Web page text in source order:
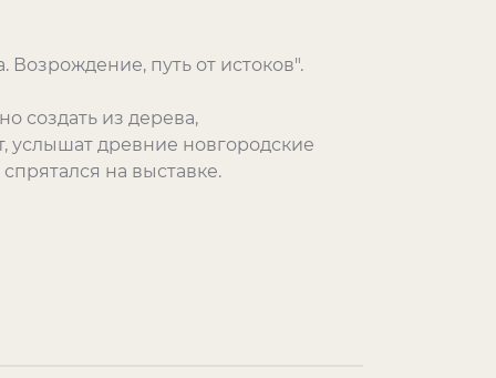
Возрождение, путь от истоков".
создать из дерева,
услышат древние новгородские
на выставке.